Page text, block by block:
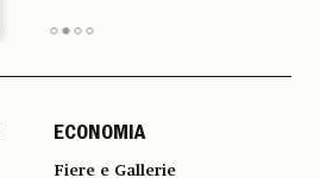
ECONOMIA
Fiere e Gallerie